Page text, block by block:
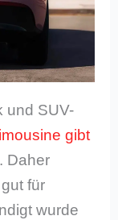
und SUV-
gibt
. Daher
für
wurde